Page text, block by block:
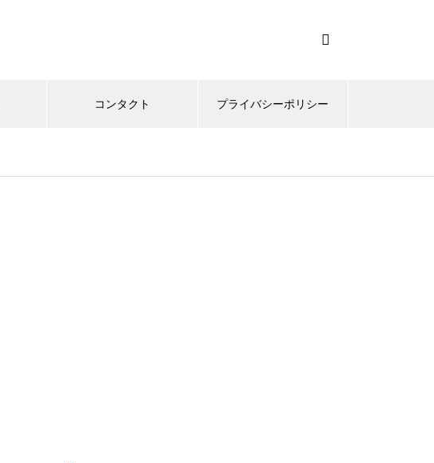
コンタクト プライバシーポリシー